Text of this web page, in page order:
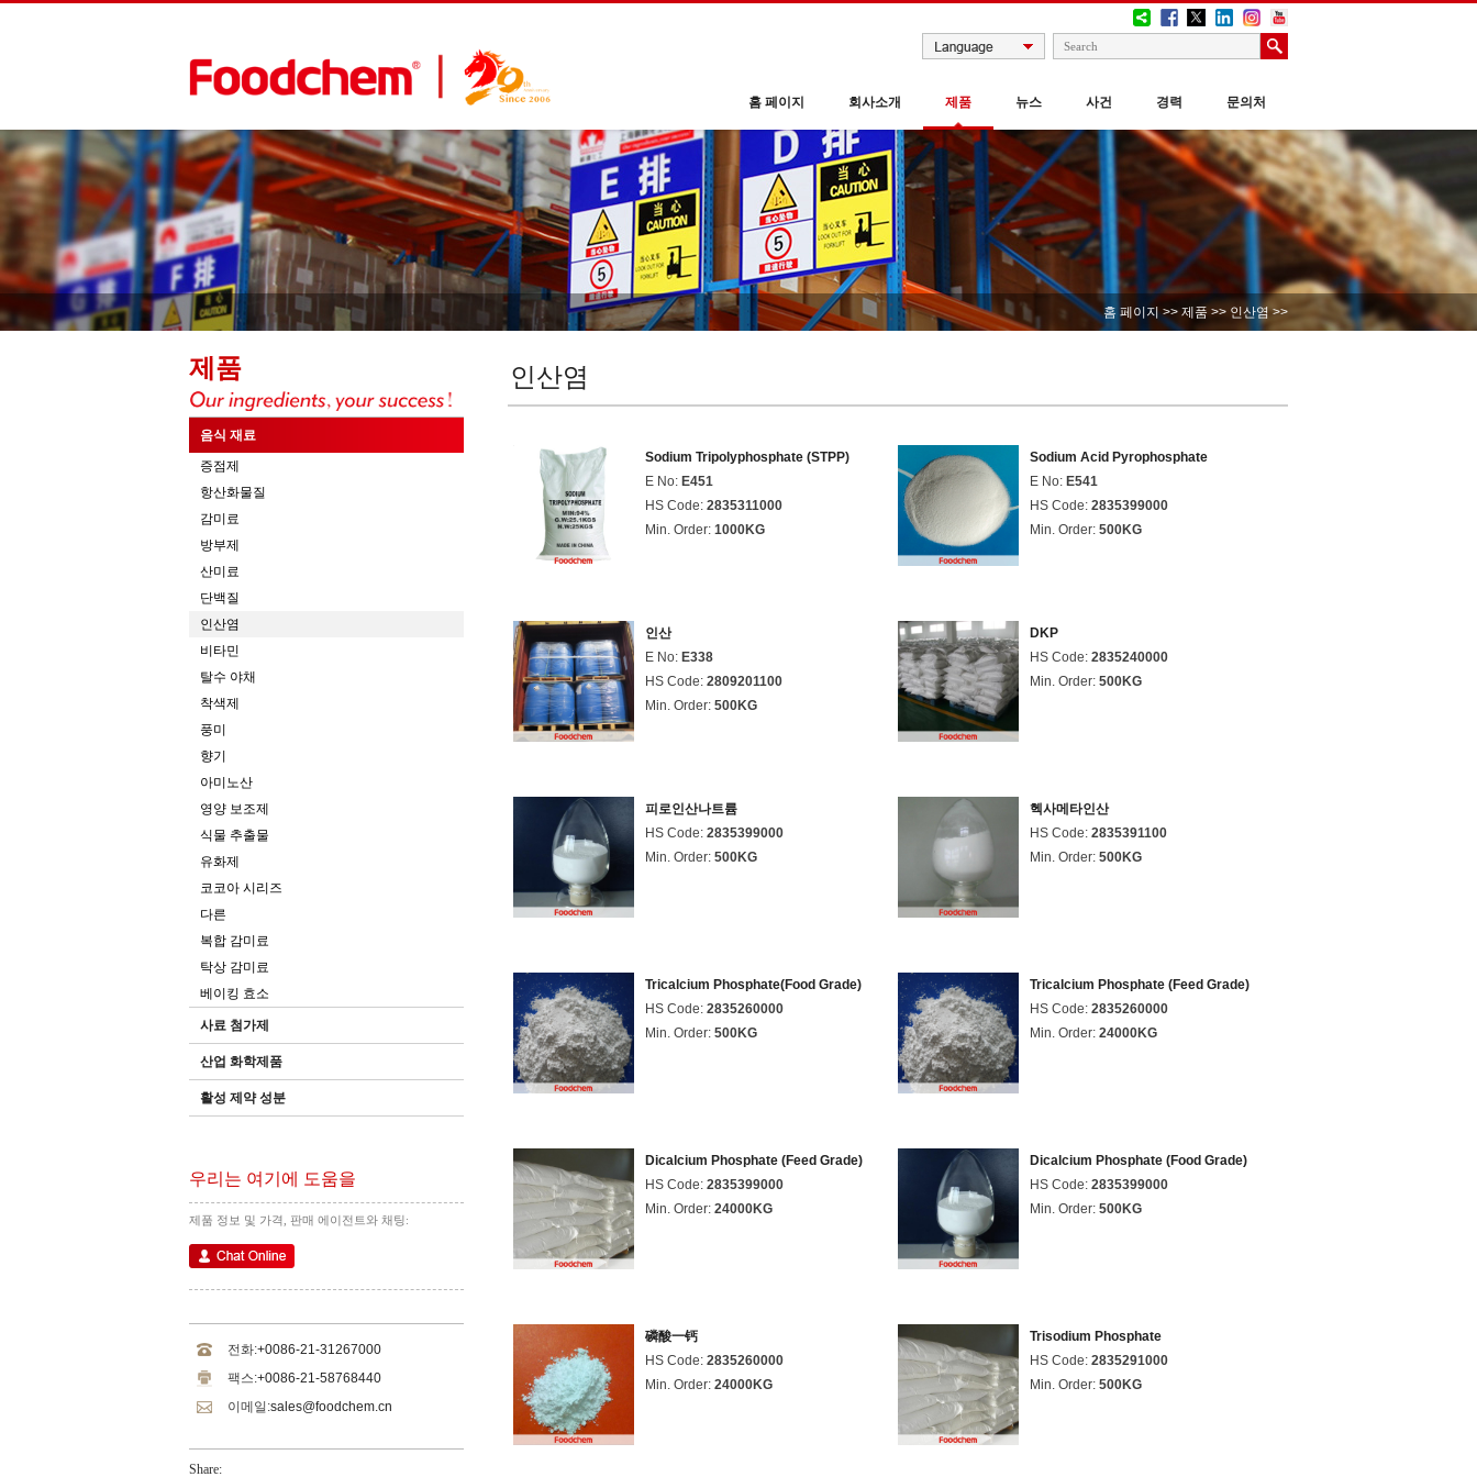
홈 페이지 회사소개 제품 뉴스 사건 경력 문의처
홈 페이지>> 제품 >> 인산염>>
제품
음식 재료
증점제
항산화물질
감미료
방부제
산미료
단백질
인산염
비타민
탈수 야채
착색제
풍미
향기
아미노산
영양 보조제
식물 추출물
유화제
코코아 시리즈
다른
복합 감미료
탁상 감미료
베이킹 효소
사료 첨가제
산업 화학제품
활성 제약 성분
우리는 여기에 도움을
제품 정보 및 가격, 판매 에이전트와 채팅:
전화:+0086-21-31267000
팩스:+0086-21-58768440
이메일:sales@foodchem.cn
Share:
인산염
Sodium Tripolyphosphate (STPP)
E No: E451
HS Code: 2835311000
Min. Order: 1000KG
Sodium Acid Pyrophosphate
E No: E541
HS Code: 2835399000
Min. Order: 500KG
인산
E No: E338
HS Code: 2809201100
Min. Order: 500KG
DKP
HS Code: 2835240000
Min. Order: 500KG
피로인산나트륨
HS Code: 2835399000
Min. Order: 500KG
헥사메타인산
HS Code: 2835391100
Min. Order: 500KG
Tricalcium Phosphate(Food Grade)
HS Code: 2835260000
Min. Order: 500KG
Tricalcium Phosphate (Feed Grade)
HS Code: 2835260000
Min. Order: 24000KG
Dicalcium Phosphate (Feed Grade)
HS Code: 2835399000
Min. Order: 24000KG
Dicalcium Phosphate (Food Grade)
HS Code: 2835399000
Min. Order: 500KG
磷酸一钙
HS Code: 2835260000
Min. Order: 24000KG
Trisodium Phosphate
HS Code: 2835291000
Min. Order: 500KG